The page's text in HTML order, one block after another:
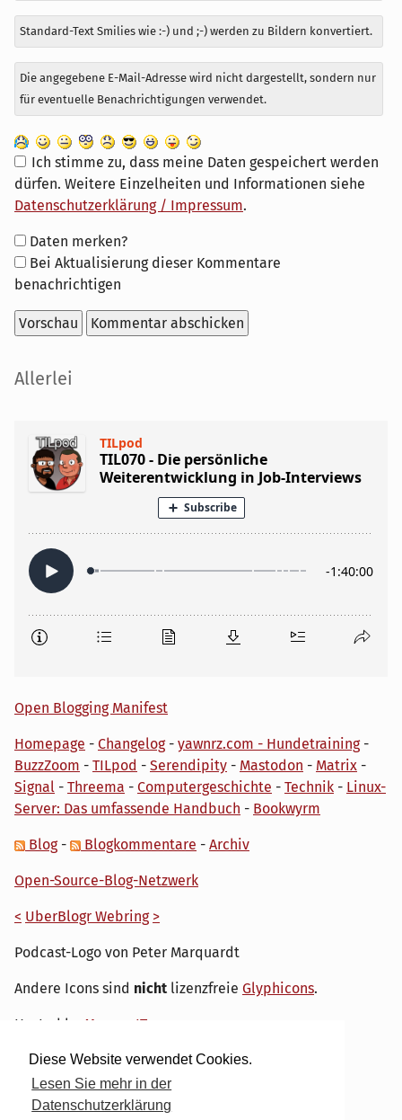
Diese Website verwendet Cookies.
Lesen Sie mehr in der
Datenschutzerklärung
Standard-Text Smilies wie :-) und ;-) werden zu Bildern konvertiert.
Die angegebene E-Mail-Adresse wird nicht dargestellt, sondern nur
für eventuelle Benachrichtigungen verwendet.
Ich stimme zu, dass meine Daten gespeichert werden
dürfen. Weitere Einzelheiten und Informationen siehe
Datenschutzerklärung / Impressum.
Formular-
Optionen
Daten merken?
Bei Aktualisierung dieser Kommentare
benachrichtigen
Seitenleiste
Allerlei
Open Blogging Manifest
Homepage - Changelog- yawnrz.com - Hundetraining-
BuzzZoom - TILpod - Serendipity - Mastodon - Matrix -
Signal - Threema - Computergeschichte - Technik - Linux-
Server: Das umfassende Handbuch - Bookwyrm
Blog- Blogkommentare - Archiv
Open-Source-Blog-Netzwerk
< UberBlogr Webring >
Podcast-Logo von Peter Marquardt
Andere Icons sind nicht lizenzfreie Glyphicons.
Hosted by My own IT.